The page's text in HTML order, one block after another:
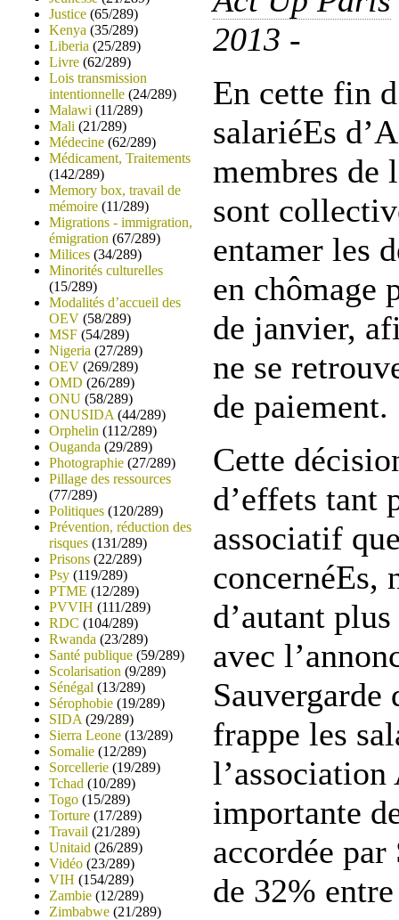
Justice (65/289)
Kenya (35/289)
Liberia (25/289)
Livre (62/289)
Lois transmission
intentionnelle (24/289)
Malawi (11/289)
Mali (21/289)
Médecine (62/289)
Médicament, Traitements
(142/289)
Memory box, travail de
mémoire (11/289)
Migrations - immigration,
émigration (67/289)
Milices (34/289)
Minorités culturelles
(15/289)
Modalités d’accueil des
OEV (58/289)
MSF (54/289)
Nigeria (27/289)
OEV (269/289)
OMD (26/289)
ONU (58/289)
ONUSIDA (44/289)
Orphelin (112/289)
Ouganda (29/289)
Photographie (27/289)
Pillage des ressources
(77/289)
Politiques (120/289)
Prévention, réduction des
risques (131/289)
Prisons (22/289)
Psy (119/289)
PTME (12/289)
PVVIH (111/289)
RDC (104/289)
Rwanda (23/289)
Santé publique (59/289)
Scolarisation (9/289)
Sénégal (13/289)
Sérophobie (19/289)
SIDA (29/289)
Sierra Leone (13/289)
Somalie (12/289)
Sorcellerie (19/289)
Tchad (10/289)
Togo (15/289)
Torture (17/289)
Travail (21/289)
Unitaid (26/289)
Vidéo (23/289)
VIH (154/289)
Zambie (12/289)
Zimbabwe (21/289)
2013 -
En cette fin
salariéEs
membres de
sont
entamer les
en chômage
de janvier,
ne se
de paiement.
Cette
d’effets tant
associatif
concernéEs,
d’autant
avec
frappe les
l’association
importante
accordée
de 32%